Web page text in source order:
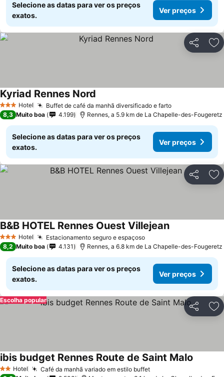
Selecione as datas para ver os preços
exatos.
Ver preços
Partilhar
3 EstrelasHotel Buffet de café da manhã diversificado e fartoVer preços
Kyriad Rennes Nord
8,3 Muito boa 4.199 Rennes, a 5.9 km de La Chapelle-des-Fougeretz
Selecione as datas para ver os preços
exatos.
Ver preços
Partilhar
3 EstrelasHotel Estacionamento seguro e espaçosoVer preços
B&B HOTEL Rennes Ouest VillejeanVer preços
8,2 Muito boa 4.131 Rennes, a 6.8 km de La Chapelle-des-Fougeretz
Selecione as datas para ver os preços
exatos.
Ver preços
Partilhar
Escolha popular
2 Estrelas
Hotel Café da manhã variado em estilo buffetVer preços
ibis budget Rennes Route de Saint Malo